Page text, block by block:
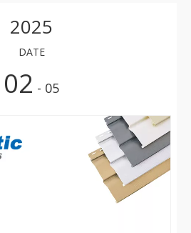
2025
DATE
02 - 05